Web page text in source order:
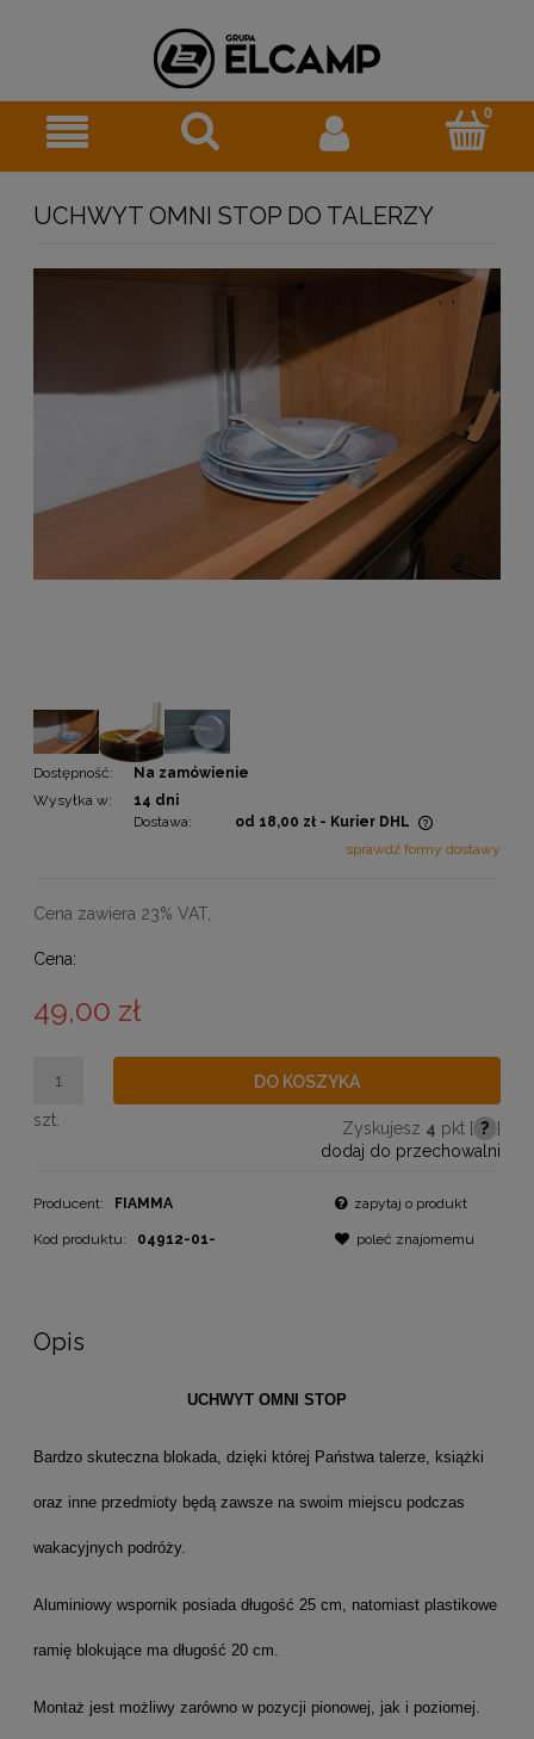
UCHWYT OMNI STOP DO TALERZY
Dostępność:
Na zamówienie
Wysyłka w:
14 dni
Dostawa:
od 18,00 zł - Kurier DHL
Cena nie zawiera ewentualnych kosztów płatności
sprawdź formy dostawy
Cena zawiera 23% VAT,
Cena:
49,00 zł
szt.
DO KOSZYKA
Zyskujesz 4 pkt [ ? ]
dodaj do przechowalni
Producent: FIAMMA
Kod produktu: 04912-01-
zapytaj o produkt
poleć znajomemu
Opis
UCHWYT OMNI STOP
Bardzo skuteczna blokada, dzięki której Państwa talerze, książki
oraz inne przedmioty będą zawsze na swoim miejscu podczas
wakacyjnych podróży.
Aluminiowy wspornik posiada długość 25 cm, natomiast plastikowe
ramię blokujące ma długość 20 cm.
Montaż jest możliwy zarówno w pozycji pionowej, jak i poziomej.